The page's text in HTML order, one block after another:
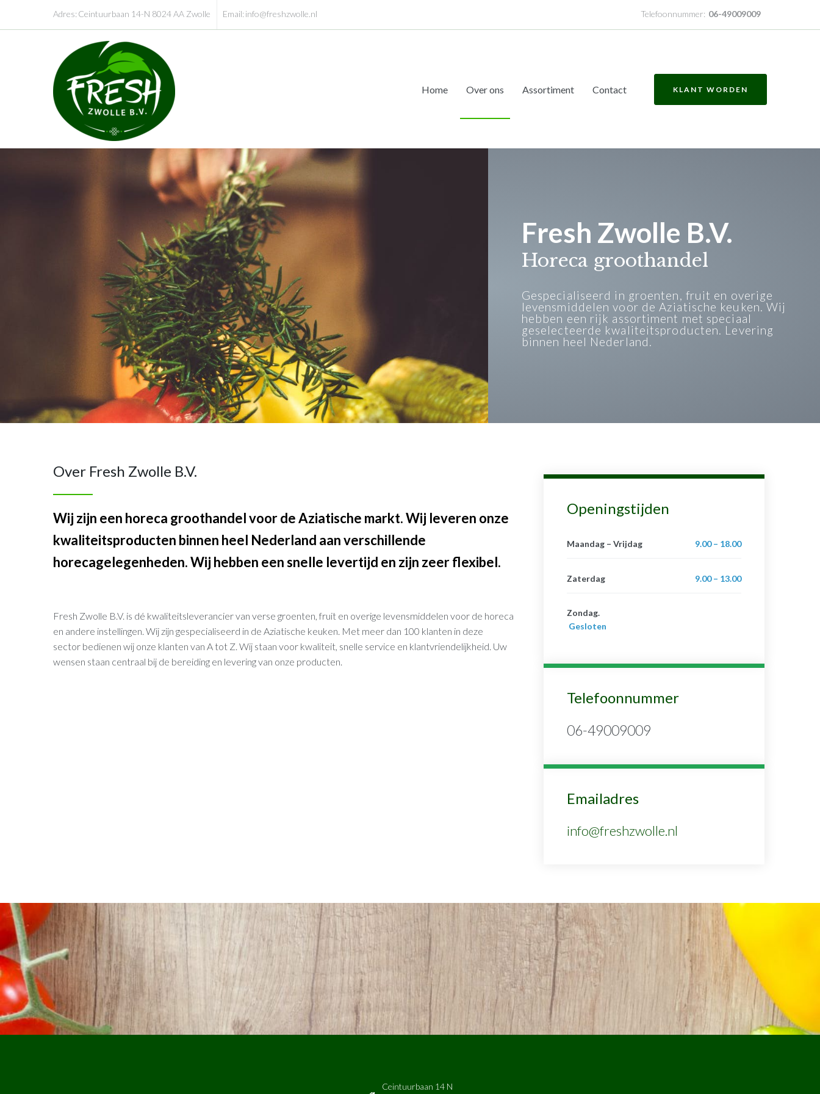
Adres: Ceintuurbaan 14-N 8024 AA Zwolle Email: info@freshzwolle.nl Telefoonnummer: 06-49009009
Home Over ons Assortiment Contact KLANT WORDEN
Fresh Zwolle B.V.
Horeca groothandel
Gespecialiseerd in groenten, fruit en overige
levensmiddelen voor de Aziatische keuken. Wij
hebben een rijk assortiment met speciaal
geselecteerde kwaliteitsproducten. Levering
binnen heel Nederland.
Over Fresh Zwolle B.V.
Wij zijn een horeca groothandel voor de Aziatische markt. Wij leveren onze
kwaliteitsproducten binnen heel Nederland aan verschillende
horecagelegenheden. Wij hebben een snelle levertijd en zijn zeer flexibel.
Fresh Zwolle B.V. is dé kwaliteitsleverancier van verse groenten, fruit en overige levensmiddelen voor de horeca
en andere instellingen. Wij zijn gespecialiseerd in de Aziatische keuken. Met meer dan 100 klanten in deze
sector bedienen wij onze klanten van A tot Z. Wij staan voor kwaliteit, snelle service en klantvriendelijkheid. Uw
wensen staan centraal bij de bereiding en levering van onze producten.
Openingstijden
Maandag – Vrijdag 9.00 – 18.00
Zaterdag 9.00 – 13.00
Zondag.
Gesloten
Telefoonnummer
06-49009009
Emailadres
info@freshzwolle.nl
Ceintuurbaan 14 N